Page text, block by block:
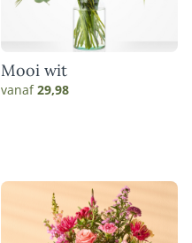
Mooi wit
vanaf29,98